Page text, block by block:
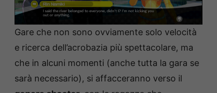
Gare che non sono ovviamente solo velocità
e ricerca dell’acrobazia più spettacolare, ma
che in alcuni momenti (anche tutta la gara se
sarà necessario), si affacceranno verso il